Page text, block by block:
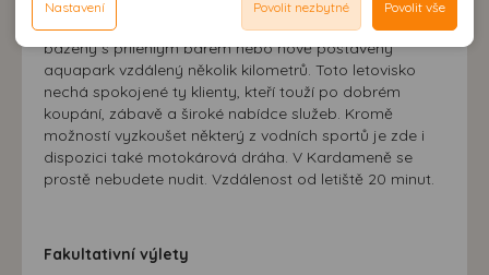
Průzračná voda a bohaté mořské dno uspokojí i
milovníky šnorchlování. Ke koupání zvou i veřejné
bazény s přilehlým barem nebo nově postavený
aquapark vzdálený několik kilometrů. Toto letovisko
nechá spokojené ty klienty, kteří touží po dobrém
koupání, zábavě a široké nabídce služeb. Kromě
možností vyzkoušet některý z vodních sportů je zde i
dispozici také motokárová dráha. V Kardameně se
prostě nebudete nudit. Vzdálenost od letiště 20 minut.
Fakultativní výlety
Nastavení Povolit vše
Povolit nezbytné
možnost analýzy výkonu a optimalizace našeho webu.
neodpovídající Vaším potřebám, méně užitečné nabídce či
doporučení.
Reklamní cookies používáme my nebo třetí strana k
zobrazování relevantní reklamy nebo obsahu jak na
našem webu, tak na webech třetích stran. Díky tomu
máme možnost vytvářet profily založené na Vašich
zájmech. Na základě těchto informací není zpravidla
možná bezprostřední identifikace uživatele. Bez vyjádření
souhlasu, nedojde k zobrazování obsahu a reklam
přizpůsobených Vašim zájmům.